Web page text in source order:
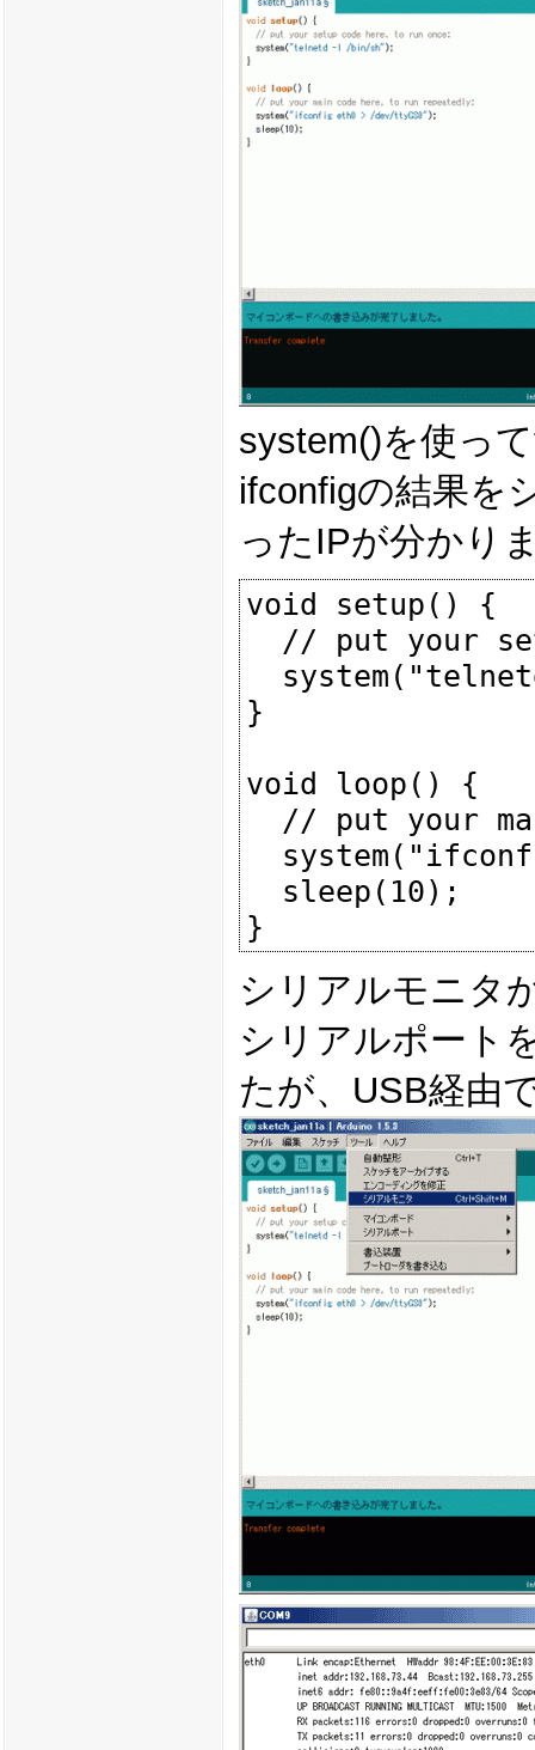
system()を使っ
ifconfigの結果を
ったIPが分かり
void setup() {
}
void loop() {
シリアルモニタ
シリアルポート
たが、USB経由